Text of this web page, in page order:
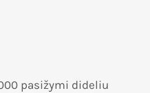
pasižymi dideliu